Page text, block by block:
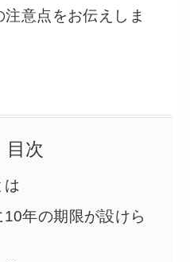
意点をお伝えしま
目次
は
年の期限が設けら